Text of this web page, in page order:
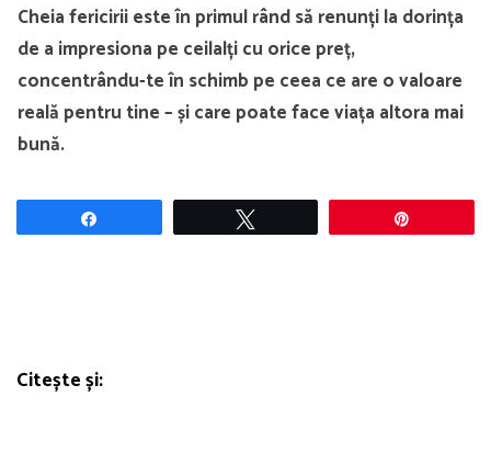
Cheia fericirii este în primul rând să renunți la dorința
de a impresiona pe ceilalți cu orice preț,
concentrându-te în schimb pe ceea ce are o valoare
reală pentru tine – și care poate face viața altora mai
bună.
Citește și: